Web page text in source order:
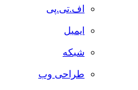
اف.تی.پی
ایمیل
شبکه
طراحی وب